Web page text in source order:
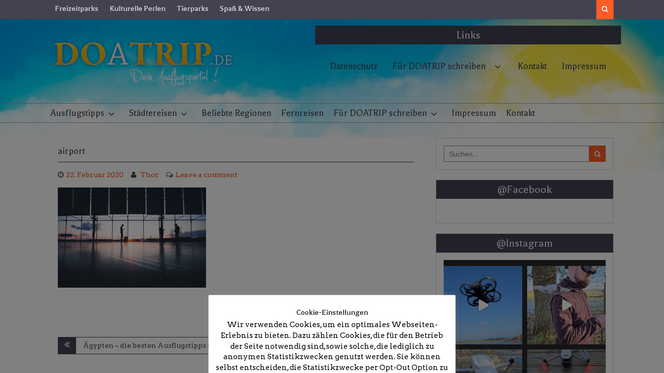
Freizeitparks Kulturelle Perlen Tierparks Spaß & Wissen
Links
Datenschutz Für DOATRIP schreiben Kontakt Impressum
Ausflugstipps Städtereisen Beliebte Regionen Fernreisen Für DOATRIP schreiben Impressum Kontakt
airport
22. Februar 2020 Thor Leave a comment
Beitragsnavigation
Ägypten – die besten Ausflugstipps für das Land am Nil
for:
@Facebook
@Instagram
Cookie-Einstellungen
Wir verwenden Cookies, um ein optimales Webseiten-
Erlebnis zu bieten. Dazu zählen Cookies, die für den Betrieb
der Seite notwendig sind, sowie solche, die lediglich zu
anonymen Statistikzwecken genutzt werden. Sie können
selbst entscheiden, die Statistikzwecke per Opt-Out Option zu